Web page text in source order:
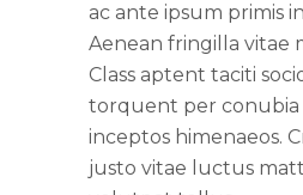
ac ante ipsum primis
Aenean fringilla vitae
Class aptent taciti
torquent per conubia
inceptos himenaeos.
justo vitae luctus